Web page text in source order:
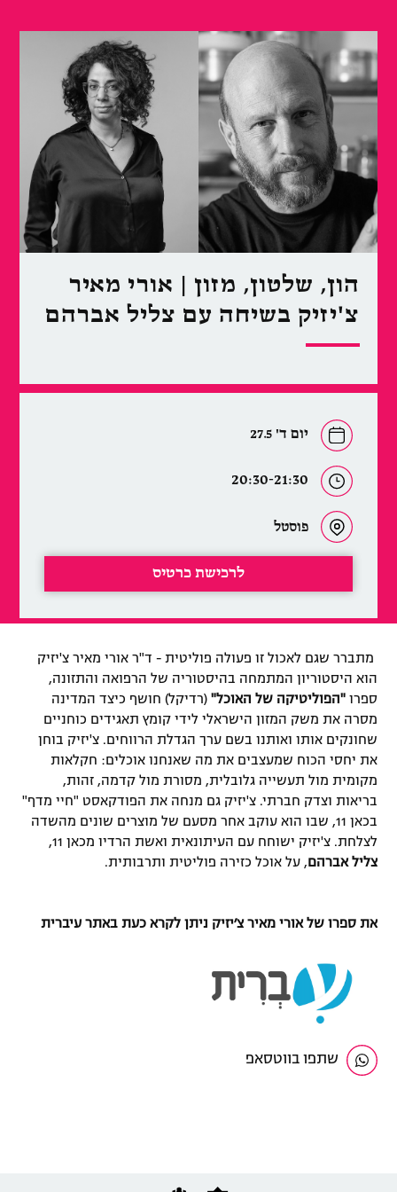
הון, שלטון, מזון | אורי מאיר
צ'יזיק בשיחה עם צליל אברהם
יום ד' 27.5
20:30-21:30
פוסטל
לרכישת כרטיס
מתברר שגם לאכול זו פעולה פוליטית - ד"ר אורי מאיר צ'יזיק
הוא היסטוריון המתמחה בהיסטוריה של הרפואה והתזונה,
ספרו"הפוליטיקה של האוכל" (רדיקל) חושף כיצד המדינה
מסרה את משק המזון הישראלי לידי קומץ תאגידים כוחניים
שחונקים אותו ואותנו בשם ערך הגדלת הרווחים.צ'יזיק בוחן
את יחסי הכוח שמעצבים את מה שאנחנו אוכלים: חקלאות
מקומית מול תעשייה גלובלית, מסורת מול קדמה, זהות,
בריאות וצדק חברתי.צ'יזיק גם מנחה את הפודקאסט "חיי מדף"
בכאן 11, שבו הוא עוקב אחר מסעם של מוצרים שונים מהשדה
לצלחת. צ'יזיק ישוחח עם העיתונאית ואשת הרדיו מכאן 11,
צליל אברהם, על אוכל כזירה פוליטית ותרבותית.
את ספרו של אורי מאיר צ׳יזיק ניתן לקרא כעתבאתר עיברית
שתפו בווטסאפ